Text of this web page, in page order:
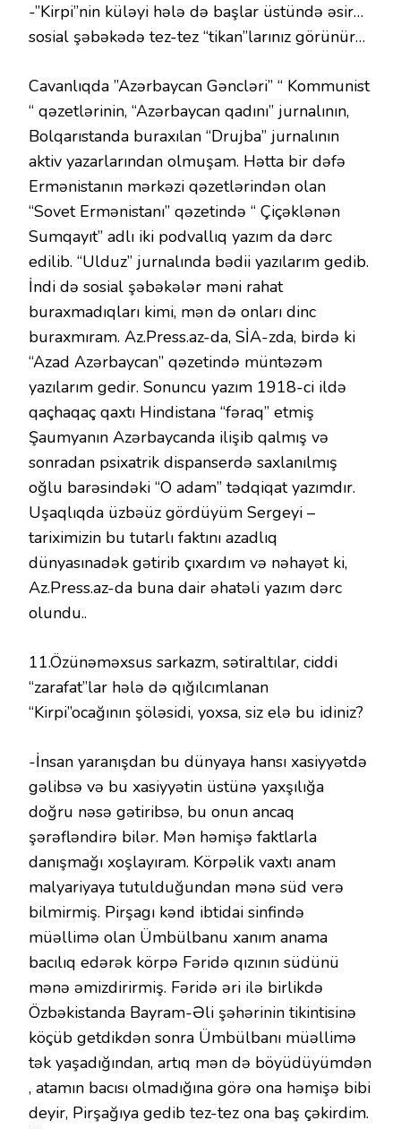
-”Kirpi”nin küləyi hələ də başlar üstündə əsir…
sosial şəbəkədə tez-tez “tikan”larınız görünür…
Cavanlıqda ”Azərbaycan Gəncləri” “ Kommunist
“ qəzetlərinin, “Azərbaycan qadını” jurnalının,
Bolqarıstanda buraxılan “Drujba” jurnalının
aktiv yazarlarından olmuşam. Hətta bir dəfə
Ermənistanın mərkəzi qəzetlərindən olan
“Sovet Ermənistanı” qəzetində “ Çiçəklənən
Sumqayıt” adlı iki podvallıq yazım da dərc
edilib. “Ulduz” jurnalında bədii yazılarım gedib.
İndi də sosial şəbəkələr məni rahat
buraxmadıqları kimi, mən də onları dinc
buraxmıram. Az.Press.az-da, SİA-zda, birdə ki
“Azad Azərbaycan” qəzetində müntəzəm
yazılarım gedir. Sonuncu yazım 1918-ci ildə
qaçhaqaç qaxtı Hindistana “fəraq” etmiş
Şaumyanın Azərbaycanda ilişib qalmış və
sonradan psixatrik dispanserdə saxlanılmış
oğlu barəsindəki “O adam” tədqiqat yazımdır.
Uşaqlıqda üzbəüz gördüyüm Sergeyi –
tariximizin bu tutarlı faktını azadlıq
dünyasınadək gətirib çıxardım və nəhayət ki,
Az.Press.az-da buna dair əhatəli yazım dərc
olundu..
11.Özünəməxsus sarkazm, sətiraltılar, ciddi
“zarafat”lar hələ də qığılcımlanan
“Kirpi”ocağının şöləsidi, yoxsa, siz elə bu idiniz?
-İnsan yaranışdan bu dünyaya hansı xasiyyətdə
gəlibsə və bu xasiyyətin üstünə yaxşılığa
doğru nəsə gətiribsə, bu onun ancaq
şərəfləndirə bilər. Mən həmişə faktlarla
danışmağı xoşlayıram. Körpəlik vaxtı anam
malyariyaya tutulduğundan mənə süd verə
bilmirmiş. Pirşagı kənd ibtidai sinfində
müəllimə olan Ümbülbanu xanım anama
bacılıq edərək körpə Fəridə qızının südünü
mənə əmizdirirmiş. Fəridə əri ilə birlikdə
Özbəkistanda Bayram-Əli şəhərinin tikintisinə
köçüb getdikdən sonra Ümbülbanı müəllimə
tək yaşadığından, artıq mən də böyüdüyümdən
, atamın bacısı olmadığına görə ona həmişə bibi
deyir, Pirşağıya gedib tez-tez ona baş çəkirdim.